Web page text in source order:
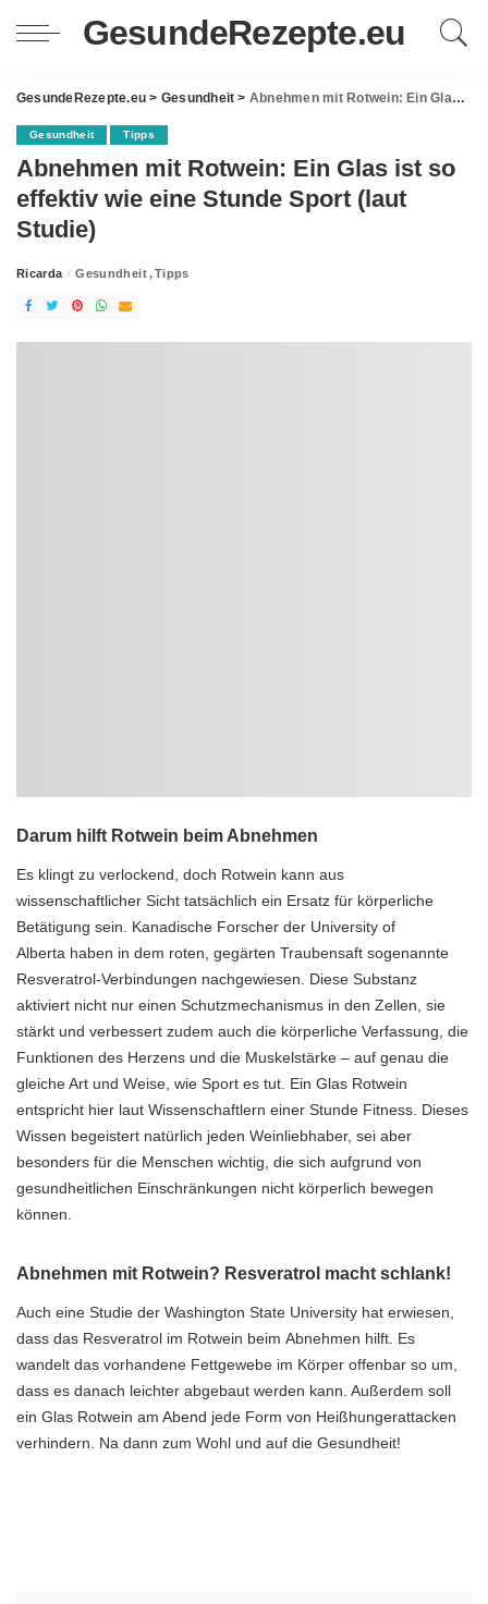
GesundeRezepte.eu
GesundeRezepte.eu > Gesundheit > Abnehmen mit Rotwein: Ein Glas ist so effektiv wie eine Stunde Sport (laut Studie)
Gesundheit Tipps
Abnehmen mit Rotwein: Ein Glas ist so
effektiv wie eine Stunde Sport (laut
Studie)
Posted
Ricarda Gesundheit Tipps
Darum hilft Rotwein beim Abnehmen
Es klingt zu verlockend, doch Rotwein kann aus
wissenschaftlicher Sicht tatsächlich ein Ersatz für körperliche
Betätigung sein. Kanadische Forscher der University of
Alberta haben in dem roten, gegärten Traubensaft sogenannte
Resveratrol-Verbindungen nachgewiesen. Diese Substanz
aktiviert nicht nur einen Schutzmechanismus in den Zellen, sie
stärkt und verbessert zudem auch die körperliche Verfassung, die
Funktionen des Herzens und die Muskelstärke – auf genau die
gleiche Art und Weise, wie Sport es tut. Ein Glas Rotwein
entspricht hier laut Wissenschaftlern einer Stunde Fitness. Dieses
Wissen begeistert natürlich jeden Weinliebhaber, sei aber
besonders für die Menschen wichtig, die sich aufgrund von
gesundheitlichen Einschränkungen nicht körperlich bewegen
können.
Abnehmen mit Rotwein? Resveratrol macht schlank!
Auch eine Studie der Washington State University hat erwiesen,
dass das Resveratrol im Rotwein beim Abnehmen hilft. Es
wandelt das vorhandene Fettgewebe im Körper offenbar so um,
dass es danach leichter abgebaut werden kann. Außerdem soll
ein Glas Rotwein am Abend jede Form von Heißhungerattacken
verhindern. Na dann zum Wohl und auf die Gesundheit!